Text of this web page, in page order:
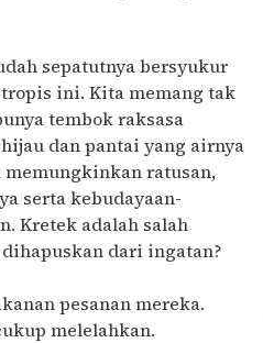
sepatutnya bersyukur
ini. Kita memang tak
tembok raksasa
dan pantai yang airnya
ratusan,
serta kebudayaan-
Kretek adalah salah
dari ingatan?
pesanan mereka.
melelahkan.